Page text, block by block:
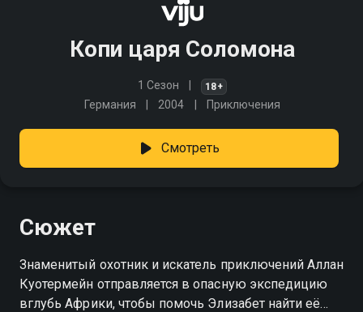
Копи царя Соломона
1 Сезон 18+
Германия 2004 Приключения
Смотреть
Сюжет
Знаменитый охотник и искатель приключений Аллан
Куотермейн отправляется в опасную экспедицию
вглубь Африки, чтобы помочь Элизабет найти её